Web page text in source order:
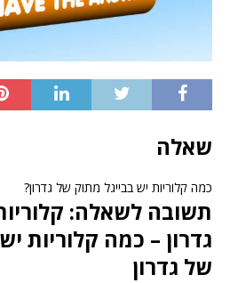
שאלה
כמה קלוריות יש בבייגל מתוק של גדרון?
תשובה לשאלה:
גדרון – כמה קלוריות
של גדרון